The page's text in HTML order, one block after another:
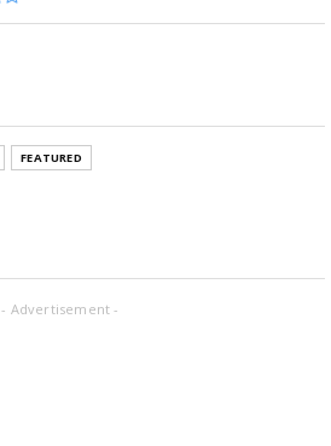
FEATURED
- Advertisement -